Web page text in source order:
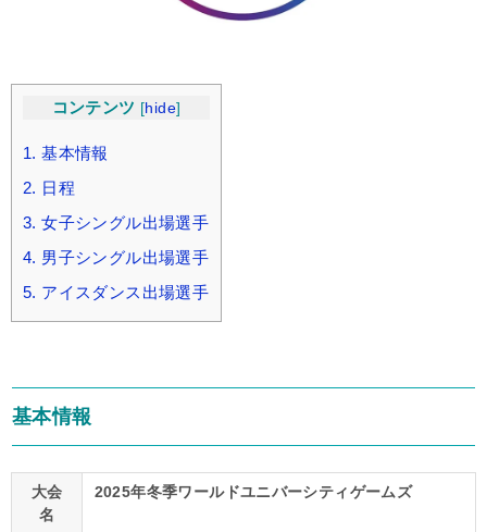
コンテンツ [hide]
1. 基本情報
2. 日程
3. 女子シングル出場選手
4. 男子シングル出場選手
5. アイスダンス出場選手
基本情報
大会
名
2025年冬季ワールドユニバーシティゲームズ